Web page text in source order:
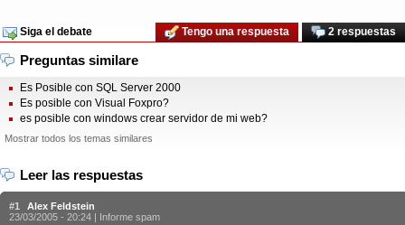
Siga el debate 2 respuestas
Tengo una respuesta
Preguntas similare
Es Posible con SQL Server 2000
Es posible con Visual Foxpro?
es posible con windows crear servidor de mi web?
Mostrar todos los temas similares
Leer las respuestas
#1
Alex Feldstein
23/03/2005 - 20:24 | Informe spam